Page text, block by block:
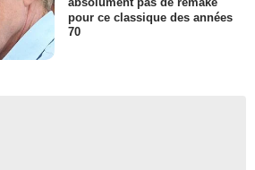
absolument pas de remake
pour ce classique des années
70